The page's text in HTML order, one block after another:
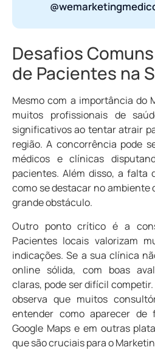
Desafios
de Pacientes na
Mesmo com a importância do
muitos profissionais de
significativos ao tentar atrair
região. A concorrência pode
médicos e clínicas
pacientes. Além disso, a falta
como se destacar no ambiente
grande obstáculo.
Outro ponto crítico é a
Pacientes locais valorizam
indicações. Se a sua clínica
online sólida, com boas
claras, pode ser difícil
observa que muitos
entender como aparecer de
Google Maps e em outras
que são cruciais para o